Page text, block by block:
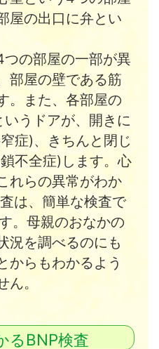
屋の出口に弁とい
の部屋の一部が異
部屋の壁である筋
。また、各部屋の
うドアが、開きに
症)、きちんと閉じ
不全症)します。心
れらの異常がわか
は、簡単な検査で
。母親のおなかの
況を調べるのにも
からもわかるよう
。
るBNP検査